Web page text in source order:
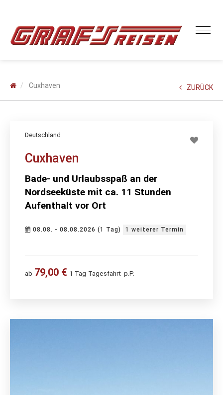
Cuxhaven ZURÜCK
Deutschland
Cuxhaven
Bade- und Urlaubsspaß an der
Nordseeküste mit ca. 11 Stunden
Aufenthalt vor Ort
08.08. - 08.08.2026 (1 Tag) 1 weiterer Termin
ab 79,00 € 1 Tag Tagesfahrt p.P.